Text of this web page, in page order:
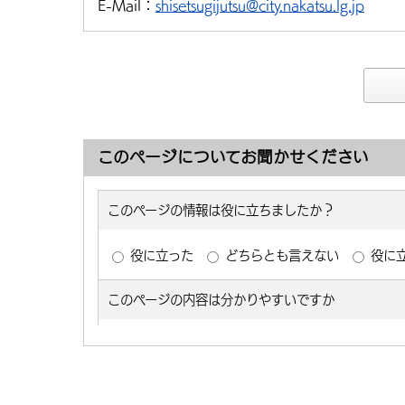
E-Mail： shisetsugijutsu@city.nakatsu.lg.jp
このページについてお聞かせください